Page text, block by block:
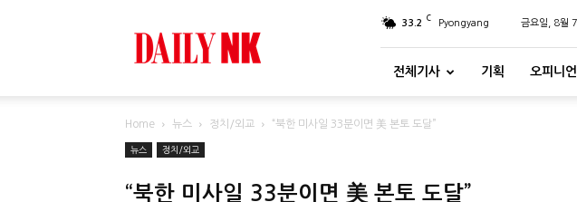
33.2 C Pyongyang 금요일, 8월
전체기사 기획 오피니언
Home 뉴스 정치/외교 “북한 미사일 33분이면 美 본토 도달”
뉴스 정치/외교
“북한 미사일 33분이면 美 본토 도달”